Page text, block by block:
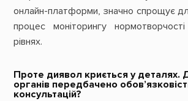
онлайн-платформи, значно спрощує
процес моніторингу
рівнях.
Проте диявол криється у деталях.
органів передбачено
консультацій?